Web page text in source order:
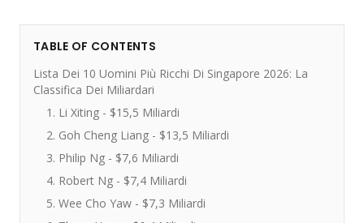
TABLE OF CONTENTS
Lista Dei 10 Uomini Più Ricchi Di Singapore 2026: La
Classifica Dei Miliardari
1. Li Xiting - $15,5 Miliardi
2. Goh Cheng Liang - $13,5 Miliardi
3. Philip Ng - $7,6 Miliardi
4. Robert Ng - $7,4 Miliardi
5. Wee Cho Yaw - $7,3 Miliardi